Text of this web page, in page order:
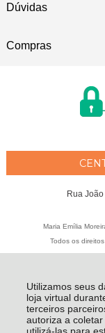
Utilizamos seus
loja virtual
terceiros
autoriza a
Dúvidas
Compras
Rua
Maria Emília
Todos os